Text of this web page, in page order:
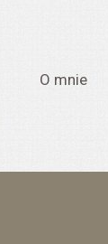
O mnie